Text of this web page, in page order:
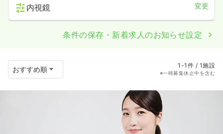
内視鏡 変更
条件の保存・新着求人のお知らせ設定
1-1件 / 1施設
※一時募集休止中を含む